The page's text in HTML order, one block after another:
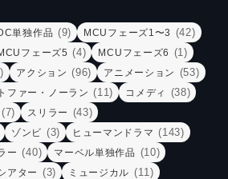
単独作品 (9) MCUフェーズ1〜3 (42)
フェーズ5 (4) MCUフェーズ6 (1)
アクション (96) アニメーション (53)
ファー・ノーラン (11) コメディ (38)
(7) スリラー (43)
ゾンビ (3) ヒューマンドラマ (143)
ー (40) マーベル単独作品 (10)
アター (3) ミュージカル (11)